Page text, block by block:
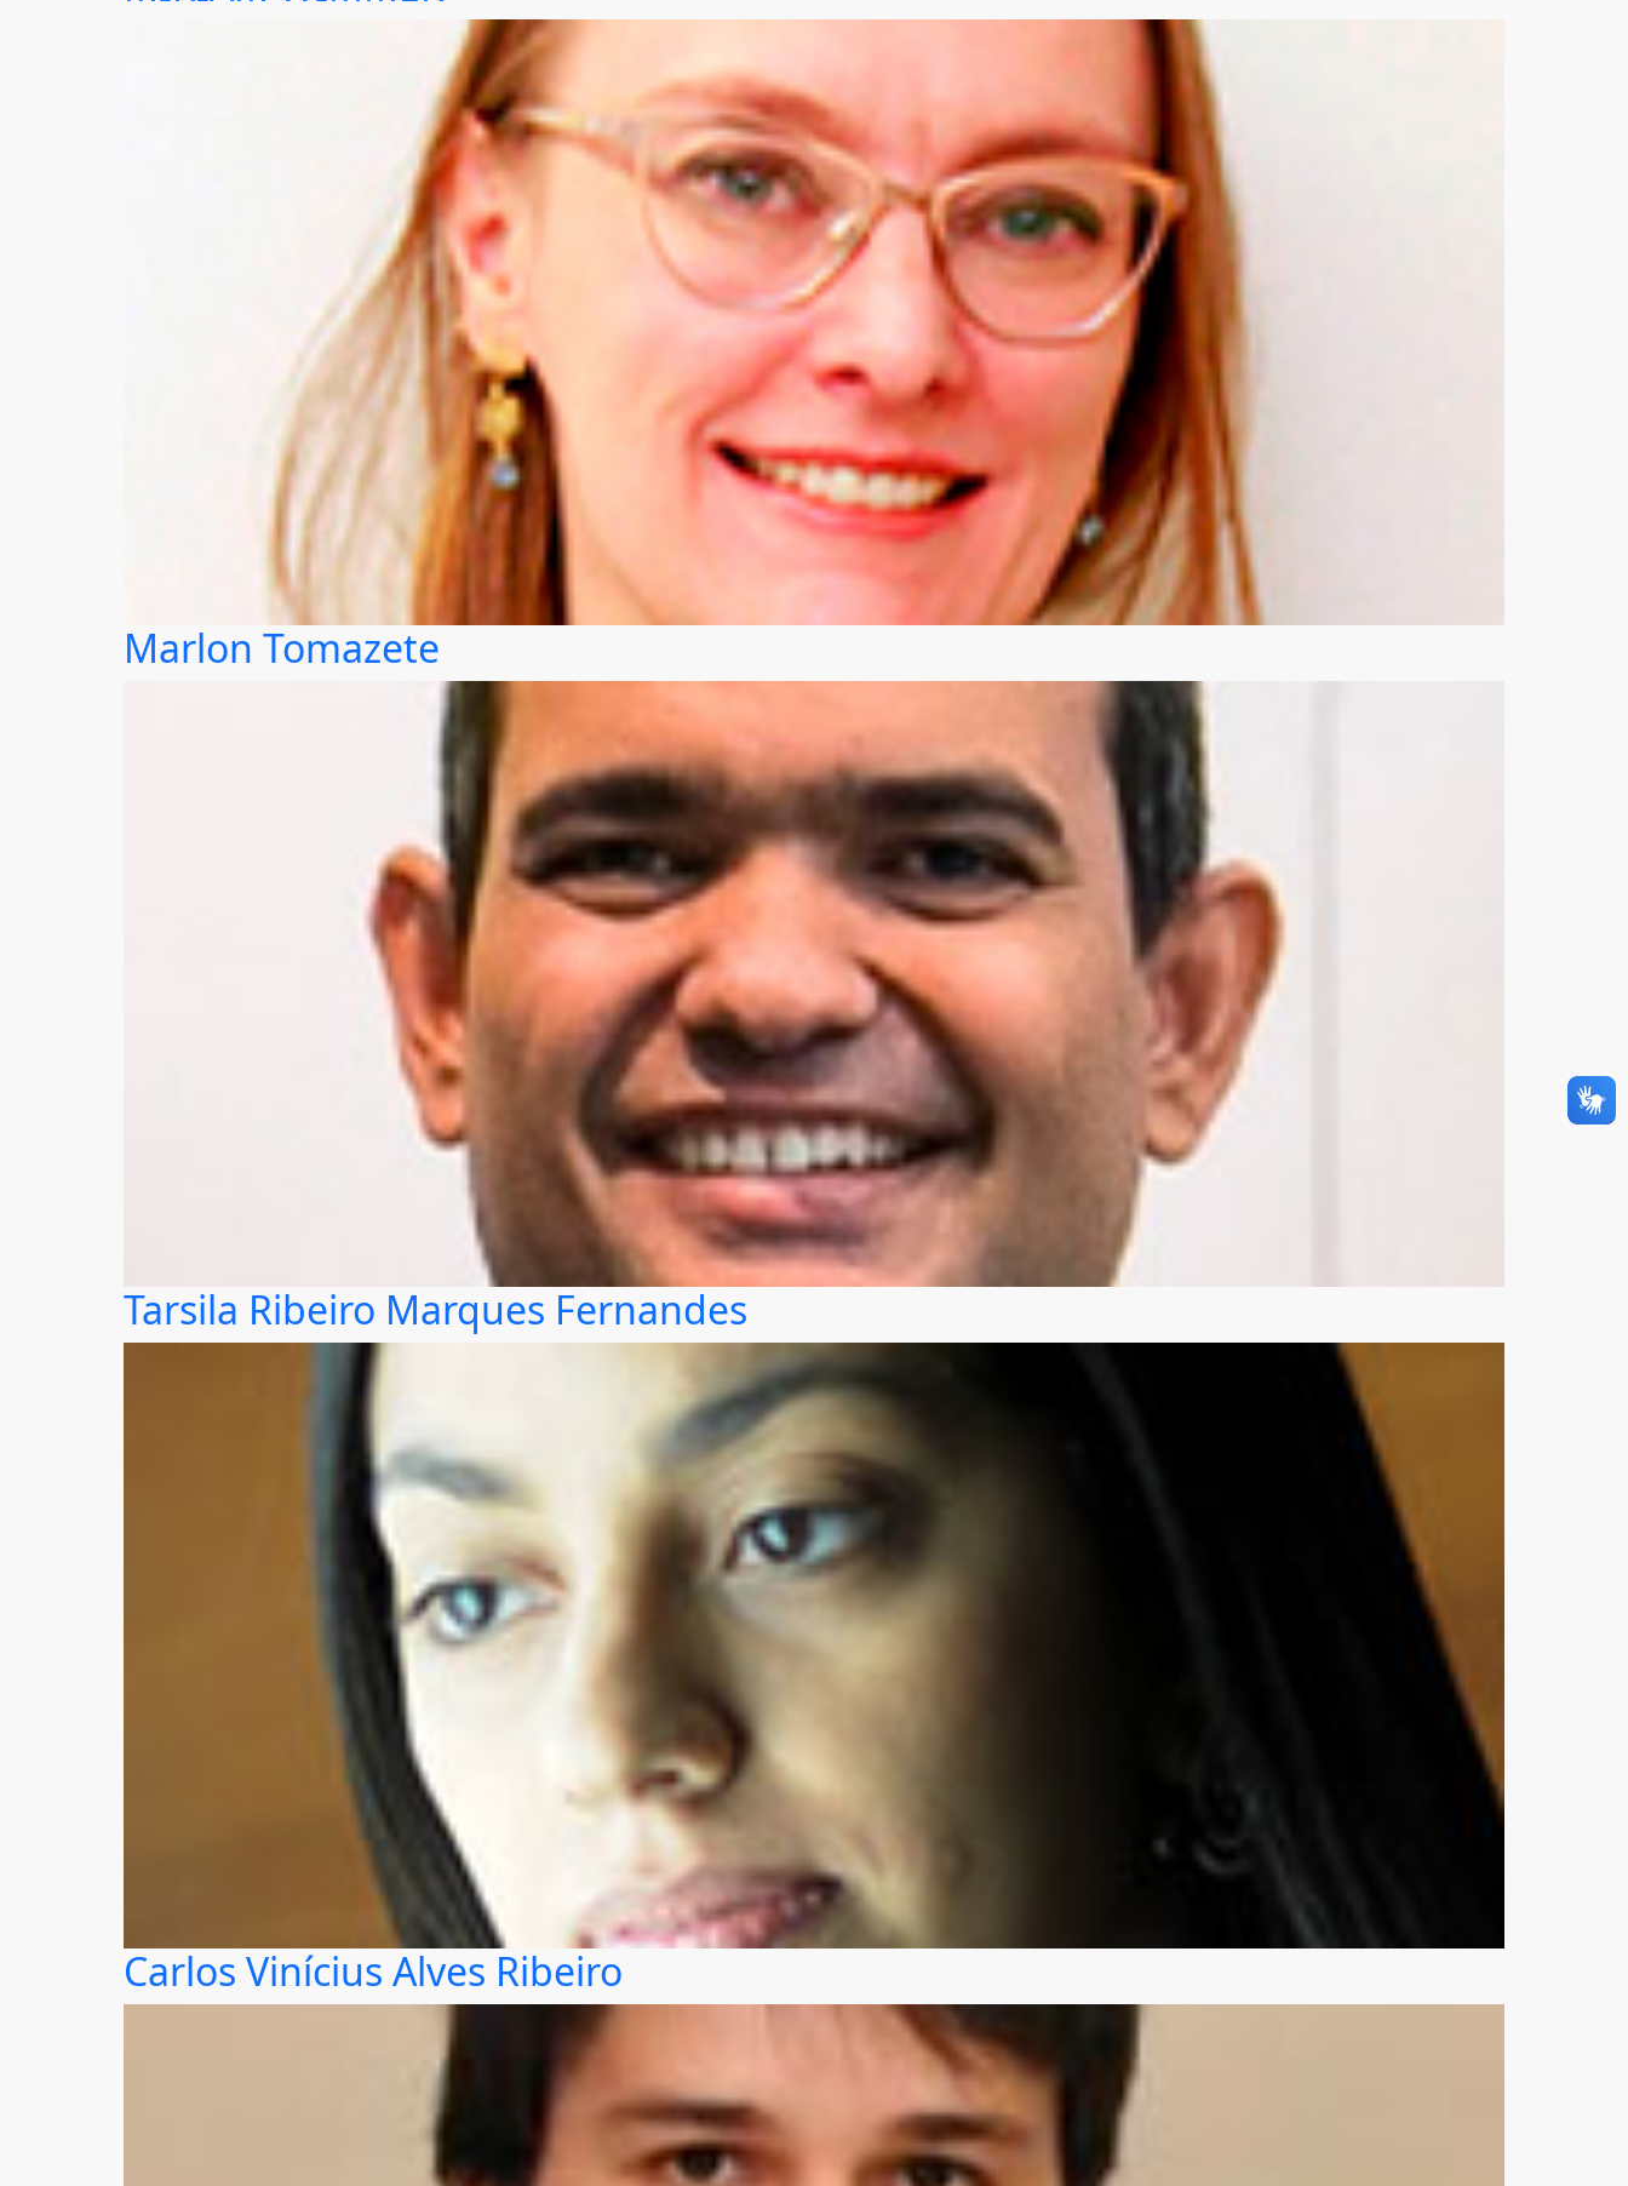
Marlon Tomazete
Tarsila Ribeiro Marques Fernandes
Carlos Vinícius Alves Ribeiro